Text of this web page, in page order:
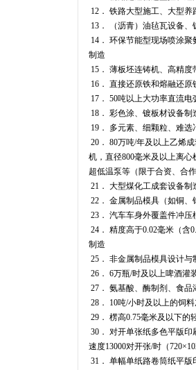
12． 铁路大型施工、大型
13． （沥青）油毡瓦设备
14． 环保节能型现场喷涂
制造
15． 薄板坯连铸机、高精
16． 直接还原铁和熔融还原
17． 50吨以上大功率直流电
18． 彩色涂、镀板材设备制
19． 多元素、细颗粒、难
20． 80万吨/年及以上乙烯
机，直径800毫米及以上离
超低温泵等（限于合资、合
21． 大型煤化工成套设备
22． 金属制品模具（如铜
23． 汽车车身外覆盖件冲
24． 精度高于0.02毫米（含
制造
25． 非金属制品模具设计与
26． 6万瓶/时及以上啤酒灌
27． 氨基酸、酶制剂、食
28． 10吨/小时及以上的饲
29． 楞高0.75毫米及以下的
30． 对开单张纸多色平版印
速度13000对开张/时（
31． 单幅单纸路卷筒纸平